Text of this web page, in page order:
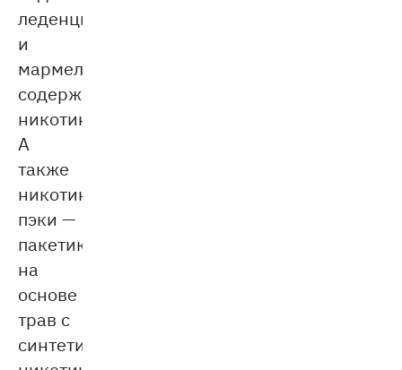
леденцы
и
мармелад,
содержащие
никотин.
А
также
никотиновые
пэки —
пакетики
на
основе
трав с
синтетическим